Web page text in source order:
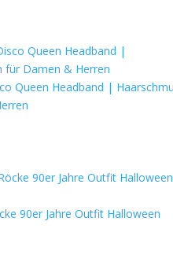
Queen Headband |
90er Jahre Outfit Halloween